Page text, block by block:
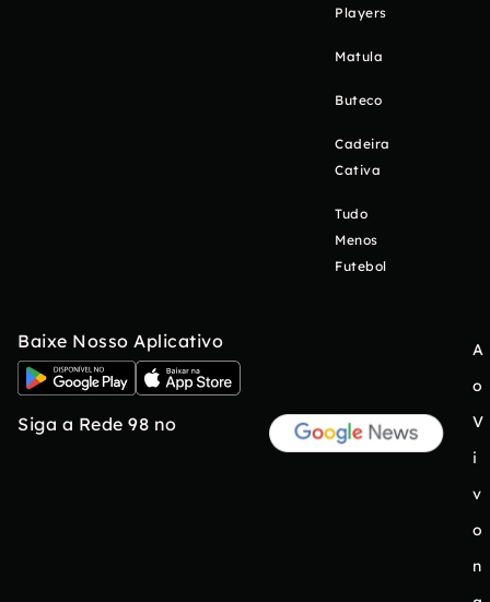
Players
Matula
Buteco
Cadeira
Cativa
Tudo
Menos
Futebol
Baixe Nosso Aplicativo
Siga a Rede 98 no
A
o
V
i
v
o
n